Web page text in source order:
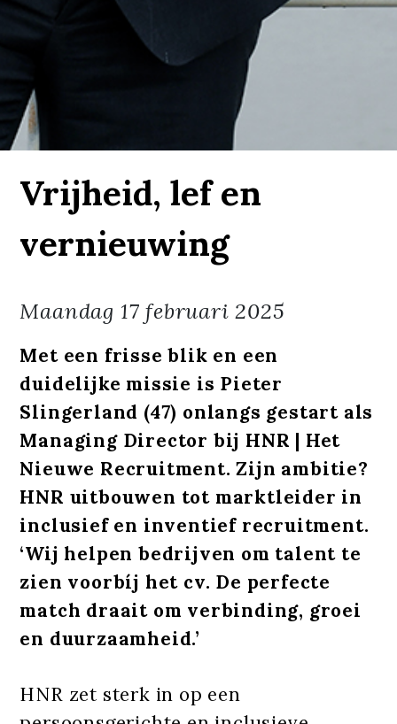
Vrijheid, lef en
vernieuwing
Maandag 17 februari 2025
Met een frisse blik en een
duidelijke missie is Pieter
Slingerland (47) onlangs gestart als
Managing Director bij HNR | Het
Nieuwe Recruitment. Zijn ambitie?
HNR uitbouwen tot marktleider in
inclusief en inventief recruitment.
‘Wij helpen bedrijven om talent te
zien voorbíj het cv. De perfecte
match draait om verbinding, groei
en duurzaamheid.’
HNR zet sterk in op een